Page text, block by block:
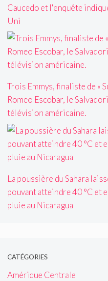
Caucedo et l'enquête
Uni
Trois Emmys, finaliste de «
Romeo Escobar, le
télévision américaine.
La poussière du Sahara
pouvant atteindre 40 °C et
pluie au Nicaragua
CATÉGORIES
Amérique Centrale